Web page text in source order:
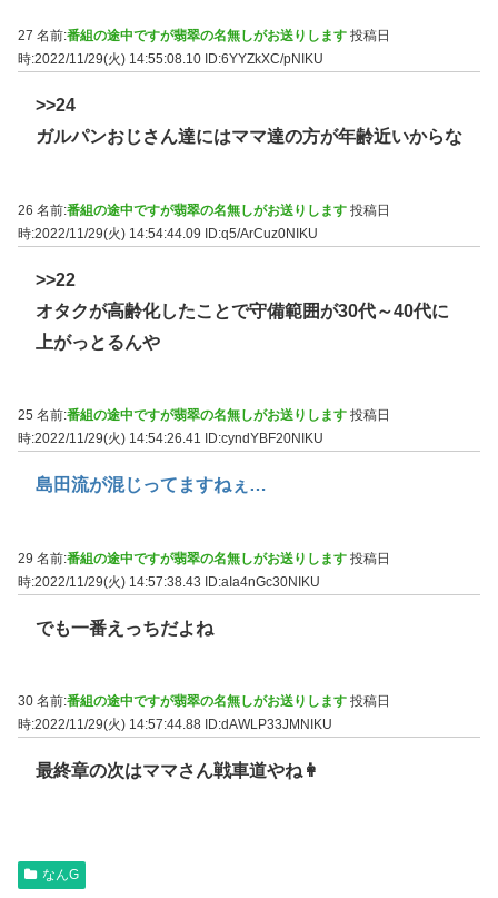
27 名前:番組の途中ですが翡翠の名無しがお送りします 投稿日
時:2022/11/29(火) 14:55:08.10 ID:6YYZkXC/pNIKU
>>24
ガルパンおじさん達にはママ達の方が年齢近いからな
26 名前:番組の途中ですが翡翠の名無しがお送りします 投稿日
時:2022/11/29(火) 14:54:44.09 ID:q5/ArCuz0NIKU
>>22
オタクが高齢化したことで守備範囲が30代～40代に
上がっとるんや
25 名前:番組の途中ですが翡翠の名無しがお送りします 投稿日
時:2022/11/29(火) 14:54:26.41
ID:cyndYBF20NIKU
島田流が混じってますねぇ…
29 名前:番組の途中ですが翡翠の名無しがお送りします 投稿日
時:2022/11/29(火) 14:57:38.43 ID:aIa4nGc30NIKU
でも一番えっちだよね
30 名前:番組の途中ですが翡翠の名無しがお送りします 投稿日
時:2022/11/29(火) 14:57:44.88 ID:dAWLP33JMNIKU
最終章の次はママさん戦車道やね👩
なんG